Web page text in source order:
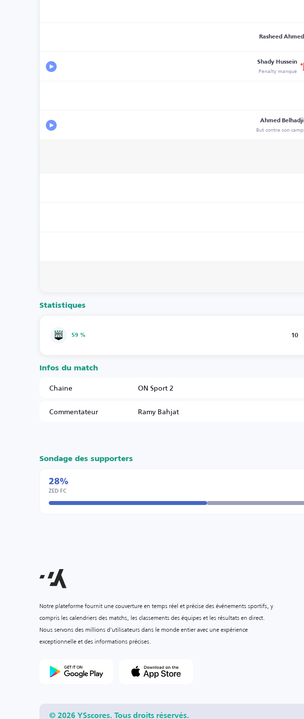
Rasheed Ahmed
Shady Hussein
Pénalty manqué
Ahmed Belhadji
But contre son camp
Statistiques
59 % 10
Infos du match
Chaîne
ON Sport 2
Commentateur
Ramy Bahjat
Sondage des supporters
28%
ZED FC
Notre plateforme fournit une couverture en temps réel et précise des événements sportifs, y
compris les calendriers des matchs, les classements des équipes et les résultats en direct.
Nous servons des millions d'utilisateurs dans le monde entier avec une expérience
exceptionnelle et des informations précises.
© 2026 YSscores. Tous droits réservés.